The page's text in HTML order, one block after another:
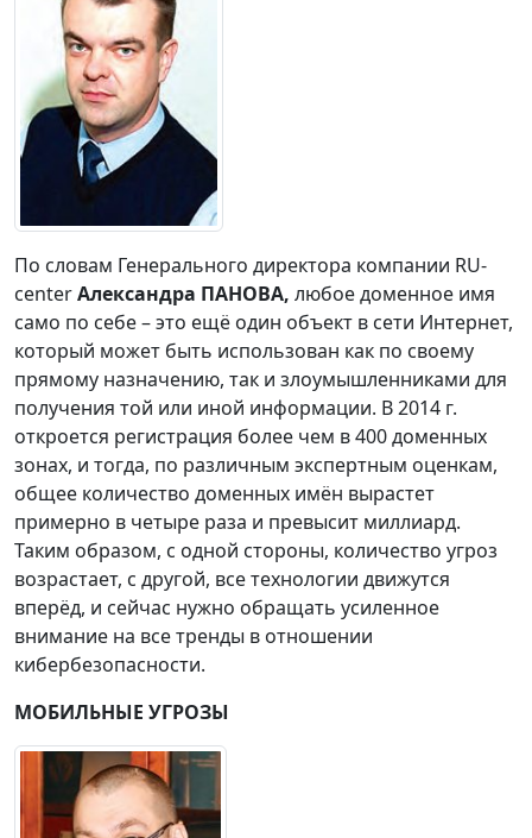
По словам Генерального директора компании RU-
centerАлександра ПАНОВА, любое доменное имя
само по себе – это ещё один объект в сети Интернет,
который может быть использован как по своему
прямому назначению, так и злоумышленниками для
получения той или иной информации. В 2014 г.
откроется регистрация более чем в 400 доменных
зонах, и тогда, по различным экспертным оценкам,
общее количество доменных имён вырастет
примерно в четыре раза и превысит миллиард.
Таким образом, с одной стороны, количество угроз
возрастает, с другой, все технологии движутся
вперёд, и сейчас нужно обращать усиленное
внимание на все тренды в отношении
кибербезопасности.
МОБИЛЬНЫЕ УГРОЗЫ